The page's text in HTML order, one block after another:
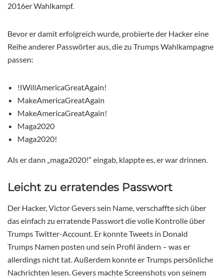
2016er Wahlkampf.
Bevor er damit erfolgreich wurde, probierte der Hacker eine
Reihe anderer Passwörter aus, die zu Trumps Wahlkampagne
passen:
!IWillAmericaGreatAgain!
MakeAmericaGreatAgain
MakeAmericaGreatAgain!
Maga2020
Maga2020!
Als er dann „maga2020!“ eingab, klappte es, er war drinnen.
Leicht zu erratendes Passwort
Der Hacker, Victor Gevers sein Name, verschaffte sich über
das einfach zu erratende Passwort die volle Kontrolle über
Trumps Twitter-Account. Er konnte Tweets in Donald
Trumps Namen posten und sein Profil ändern – was er
allerdings nicht tat. Außerdem konnte er Trumps persönliche
Nachrichten lesen. Gevers machte Screenshots von seinem